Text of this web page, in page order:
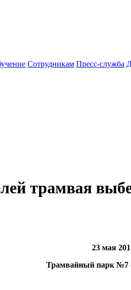
Сотрудникам Пресс-служба
трамвая
23 мая
Трамвайный парк №7